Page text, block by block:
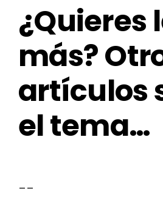
¿Quieres
más?
artículos
el tema…